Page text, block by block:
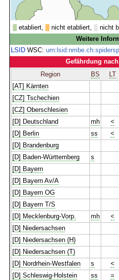
etabliert, nicht etabliert,
nicht
Weitere
LSID WSC:
Gefährdung nach
Region
BS LT
[AT] Kärnten
[CZ] Tschechien
[CZ] Oberschlesien
[D] Deutschland
mh <
[D] Berlin
ss <
[D] Brandenburg
[D] Baden-Württemberg
s
[D] Bayern
[D] Bayern Av/A
[D] Bayern OG
[D] Bayern T/S
[D] Mecklenburg-Vorp.
mh <
[D] Niedersachsen
[D] Niedersachsen (H)
[D] Niedersachsen (T)
[D] Nordrhein-Westfalen
s <
[D] Schleswig-Holstein
ss =